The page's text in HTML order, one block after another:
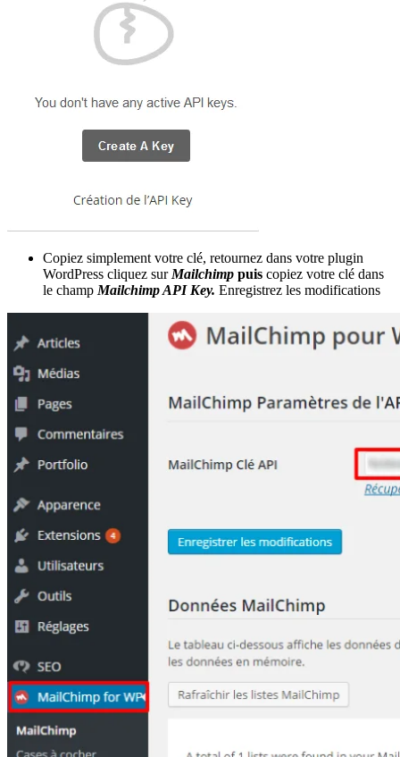
Copiez simplement votre clé, retournez dans votre plugin
WordPress cliquez sur Mailchimp puis copiez votre clé dans
le champ Mailchimp API Key. Enregistrez les modifications